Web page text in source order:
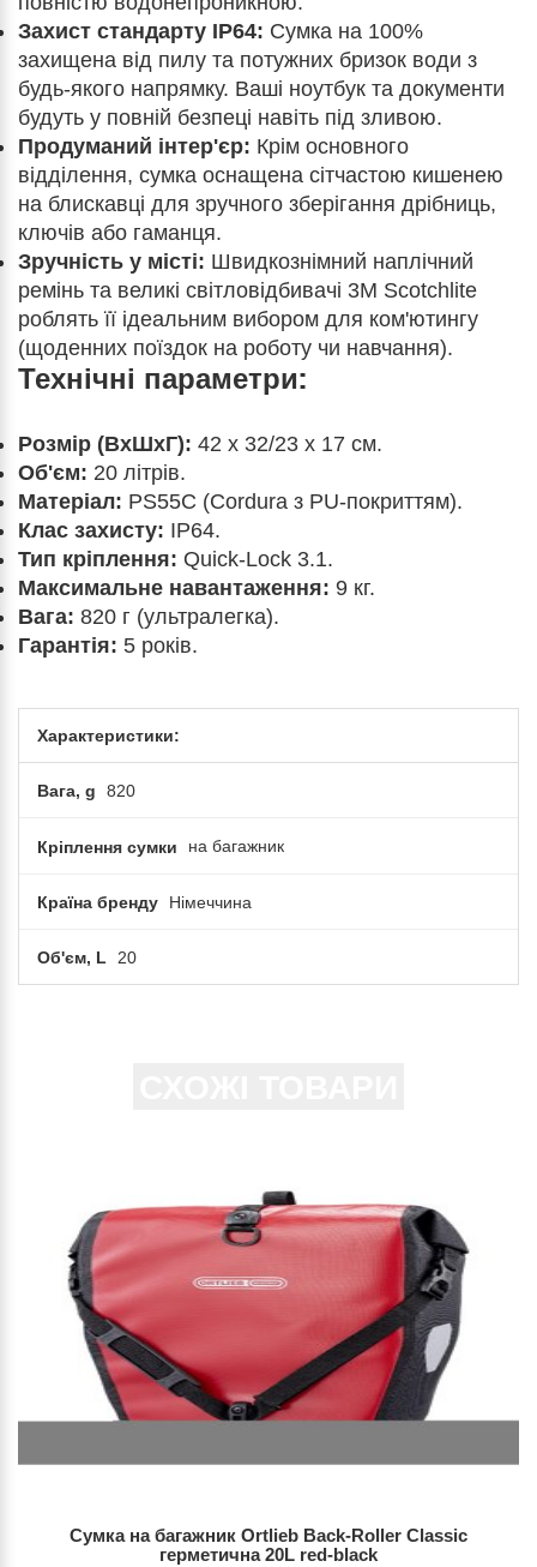
Захист стандарту IP64: Сумка на 100%
захищена від пилу та потужних бризок води з
будь-якого напрямку. Ваші ноутбук та документи
будуть у повній безпеці навіть під зливою.
Продуманий інтер'єр: Крім основного
відділення, сумка оснащена сітчастою кишенею
на блискавці для зручного зберігання дрібниць,
ключів або гаманця.
Зручність у місті: Швидкознімний наплічний
ремінь та великі світловідбивачі 3M Scotchlite
роблять її ідеальним вибором для ком'ютингу
(щоденних поїздок на роботу чи навчання).
Технічні параметри:
Розмір (ВхШхГ): 42 х 32/23 х 17 см.
Об'єм: 20 літрів.
Матеріал: PS55C (Cordura з PU-покриттям).
Клас захисту: IP64.
Тип кріплення: Quick-Lock 3.1.
Максимальне навантаження: 9 кг.
Вага: 820 г (ультралегка).
Гарантія: 5 років.
Характеристики:
Вага, g 820
Кріплення сумки на багажник
Країна бренду Німеччина
Об'єм, L 20
Сумка на багажник Ortlieb Back-Roller Classic
герметична 20L red-black